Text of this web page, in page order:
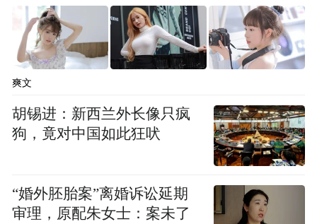
爽文
胡锡进：新西兰外长像只疯
狗，竟对中国如此狂吠
“婚外胚胎案”离婚诉讼延期
审理，原配朱女士：案未了